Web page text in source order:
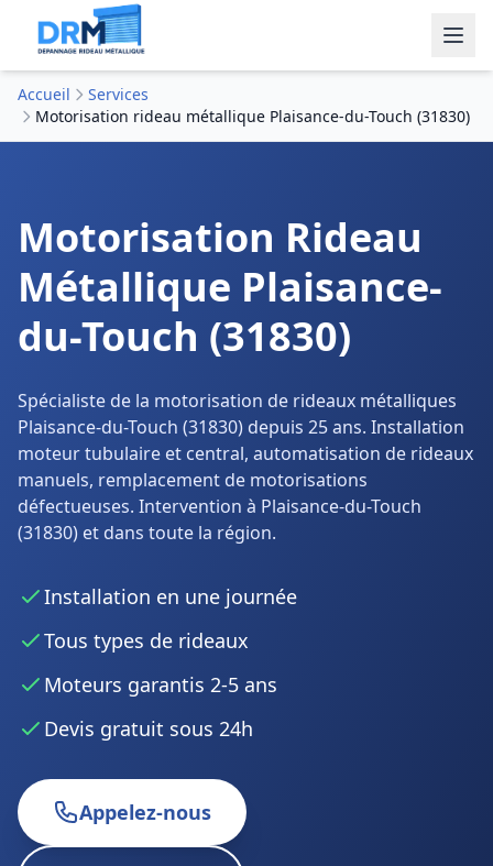
Accueil
Services
Motorisation rideau métallique Plaisance-du-Touch (31830)
Motorisation Rideau
Métallique Plaisance-
du-Touch (31830)
Spécialiste de la motorisation de rideaux métalliques
Plaisance-du-Touch (31830) depuis 25 ans. Installation
moteur tubulaire et central, automatisation de rideaux
manuels, remplacement de motorisations
défectueuses. Intervention à Plaisance-du-Touch
(31830) et dans toute la région.
Installation en une journée
Tous types de rideaux
Moteurs garantis 2-5 ans
Devis gratuit sous 24h
Appelez-nous